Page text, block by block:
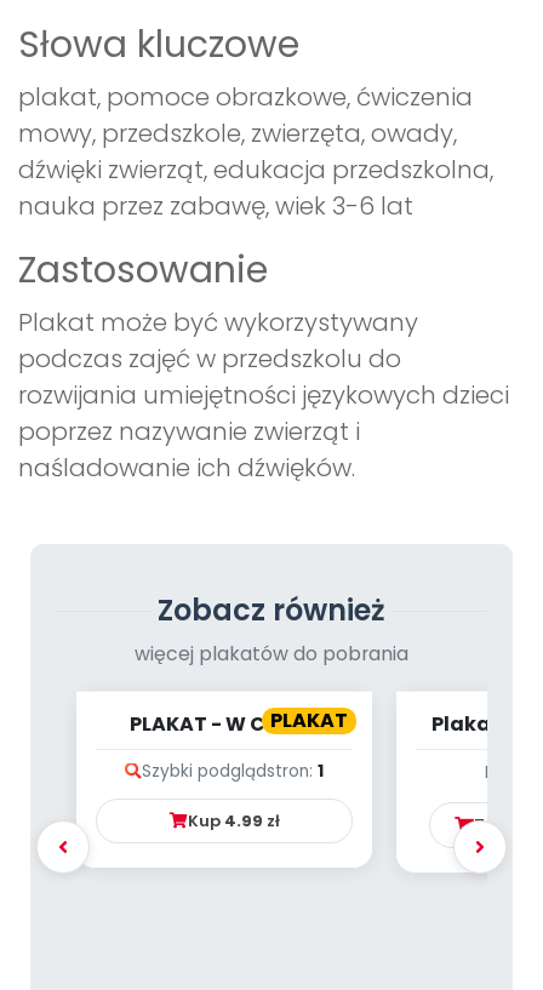
Słowa kluczowe
plakat, pomoce obrazkowe, ćwiczenia
mowy, przedszkole, zwierzęta, owady,
dźwięki zwierząt, edukacja przedszkolna,
nauka przez zabawę, wiek 3-6 lat
Zastosowanie
Plakat może być wykorzystywany
podczas zajęć w przedszkolu do
rozwijania umiejętności językowych dzieci
poprzez nazywanie zwierząt i
naśladowanie ich dźwięków.
Zobacz również
więcej plakatów do pobrania
PLAKAT
PLAKAT - W CYRKU
Szybki podglądstron: 1
Kup 4.99 zł
Plakat -
Brak